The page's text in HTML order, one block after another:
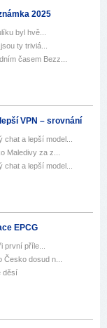
2025
byl hvě...
ty triviá...
časem Bezz...
VPN – srovnání
a lepší model...
Maledivy za z...
a lepší model...
EPCG
první příle...
dosud n...
děsí